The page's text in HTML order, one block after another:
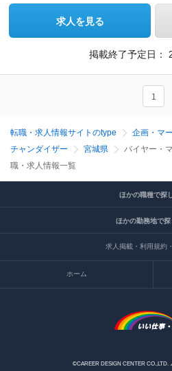
求人を見る
掲載終了予定日：
1
転職・求人情報サイトのtype 企画・マ
チャンダイザー
宮城県
バイヤー・
職・求人情報一覧
ほかの職種で探
ほかの勤務地で探
求人掲載・利用規約
ホーム
©CAREER DESIGN CENTER CO.,LTD.